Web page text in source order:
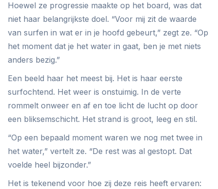
Hoewel ze progressie maakte op het board, was dat
niet haar belangrijkste doel. “Voor mij zit de waarde
van surfen in wat er in je hoofd gebeurt,” zegt ze. “Op
het moment dat je het water in gaat, ben je met niets
anders bezig.”
Een beeld haar het meest bij. Het is haar eerste
surfochtend. Het weer is onstuimig. In de verte
rommelt onweer en af en toe licht de lucht op door
een bliksemschicht. Het strand is groot, leeg en stil.
“Op een bepaald moment waren we nog met twee in
het water,” vertelt ze. “De rest was al gestopt. Dat
voelde heel bijzonder.”
Het is tekenend voor hoe zij deze reis heeft ervaren: